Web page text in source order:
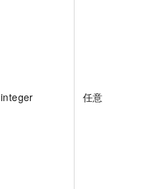
integer 任意